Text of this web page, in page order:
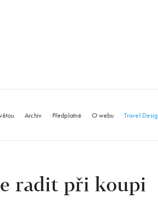
Archiv Předplatné O webu Travel
radit při koupi